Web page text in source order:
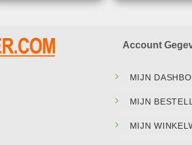
Account
MIJN
MIJN
MIJN